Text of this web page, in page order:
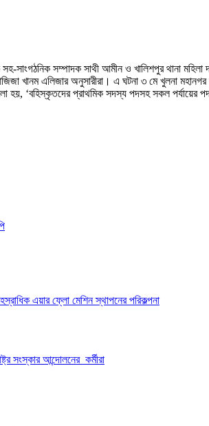
সাংগঠনিক সম্পাদক সাথী আমীন ও খালিশপুর থানা
খানম এলিজার অনুসারীরা। এ ঘটনা ৩ মে খুলনা মহানগর
হয়, ‘বহিস্কৃতদের প্রাথমিক সদস্য পদসহ সকল পর্যায়ের
এয়ার ফ্লো মেশিন স্থাপনের পরিকল্পনা
সংস্কার আন্দোলনের কর্মীরা